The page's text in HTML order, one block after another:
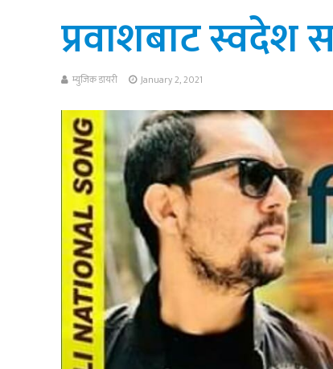
प्रवाशबाट स्वदेश
म्युजिक डायरी January 2, 2021